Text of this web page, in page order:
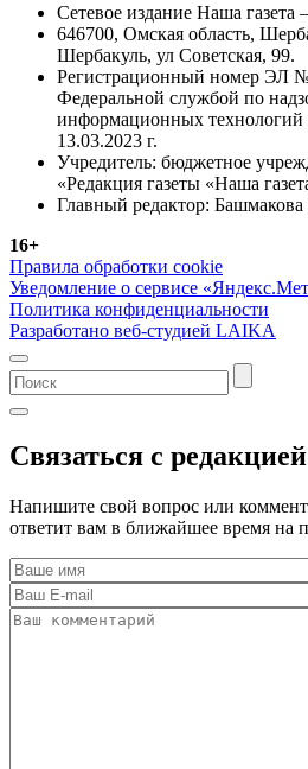
Сетевое издание Наша газета
646700, Омская область,
Шербакуль, ул Советская, 99.
Регистрационный номер ЭЛ
Федеральной службой по
информационных
13.03.2023 г.
Учредитель: бюджетное
«Редакция газеты «Наша
Главный редактор:
16+
Правила обработки cookie
Уведомление о сервисе
Политика конфиденциальности
Разработано веб-студией LAIKA
Связаться с редакцией
Напишите свой вопрос или
ответит вам в ближайшее время на